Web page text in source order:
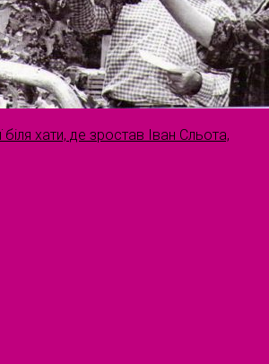
біля хати, де зростав Іван Сльота,